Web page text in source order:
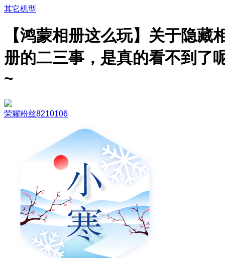
其它机型
【鸿蒙相册这么玩】关于隐藏
册的二三事，是真的看不到了
~
荣耀粉丝8210106